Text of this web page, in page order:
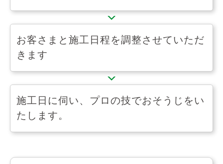
お客さまと施工日程を調整させていただ
きます
施工日に伺い、プロの技でおそうじをい
たします。